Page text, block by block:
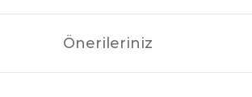
Önerileriniz